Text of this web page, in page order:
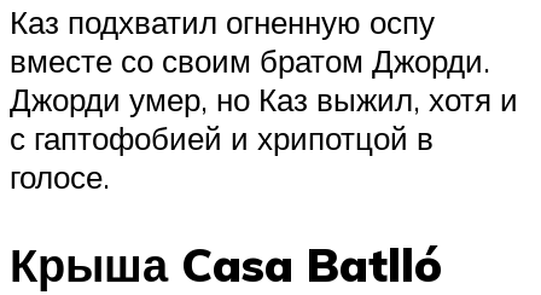
Каз подхватил огненную оспу
вместе со своим братом Джорди.
Джорди умер, но Каз выжил, хотя и
с гаптофобией и хрипотцой в
голосе.
Крыша Casa Batlló